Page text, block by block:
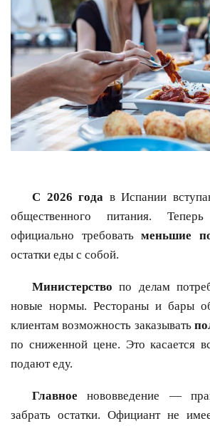
С 2026 года в Испании
общественного питания.
официально требоватьменьшие
остатки еды с собой.
Министерство по делам
новые нормы. Рестораны и бары
клиентам возможность заказывать
по сниженной цене. Это касается
подают еду.
Главное нововведение —
забрать остатки. Официант не